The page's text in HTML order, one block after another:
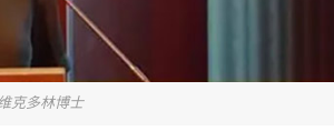
克多林博士